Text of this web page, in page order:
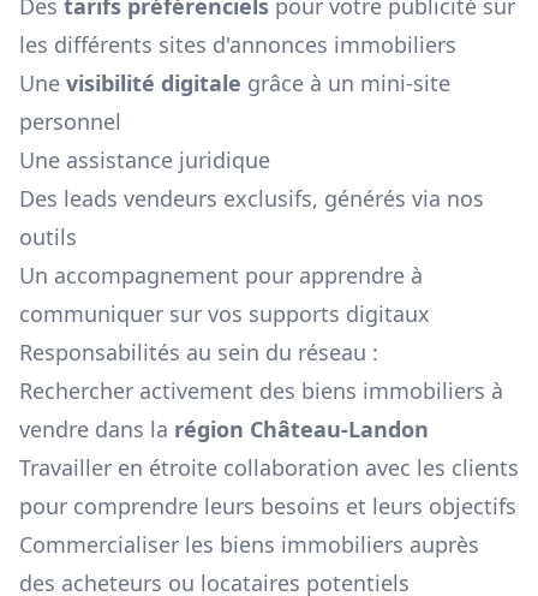
Des tarifs préférenciels pour votre publicité sur
les différents sites d'annonces immobiliers
Une visibilité digitale grâce à un mini-site
personnel
Une assistance juridique
Des leads vendeurs exclusifs, générés via nos
outils
Un accompagnement pour apprendre à
communiquer sur vos supports digitaux
Responsabilités au sein du réseau :
Rechercher activement des biens immobiliers à
vendre dans la région Château-Landon
Travailler en étroite collaboration avec les clients
pour comprendre leurs besoins et leurs objectifs
Commercialiser les biens immobiliers auprès
des acheteurs ou locataires potentiels